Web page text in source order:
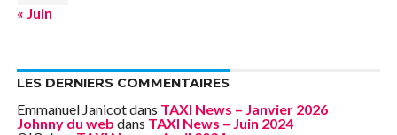
« Juin
LES DERNIERS COMMENTAIRES
Emmanuel Janicotdans TAXI News – Janvier 2026
Johnny du web dans TAXI News – Juin 2024